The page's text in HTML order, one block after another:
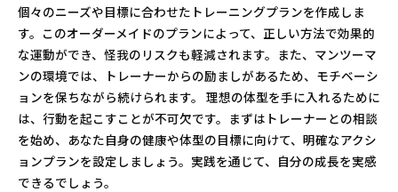
個々のニーズや目標に合わせたトレーニングプランを作成しま
す。このオーダーメイドのプランによって、正しい方法で効果的
な運動ができ、怪我のリスクも軽減されます。また、マンツーマ
ンの環境では、トレーナーからの励ましがあるため、モチベーシ
ョンを保ちながら続けられます。 理想の体型を手に入れるために
は、行動を起こすことが不可欠です。まずはトレーナーとの相談
を始め、あなた自身の健康や体型の目標に向けて、明確なアクシ
ョンプランを設定しましょう。実践を通じて、自分の成長を実感
できるでしょう。